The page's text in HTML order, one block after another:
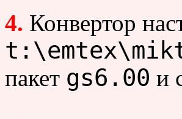
4. Конвертор
пакет gs6.00 и